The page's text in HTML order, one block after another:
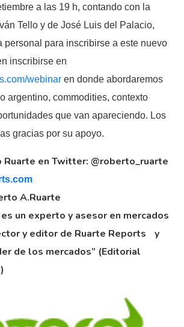
a las 19 h, contando con la
Tello y de José Luis del Palacio,
personal para inscribirse a este nuevo
inscribirse en
webinar en donde abordaremos
argentino, commodities, contexto
que van apareciendo. Los
gracias por su apoyo.
Ruarte en Twitter: @roberto_ruarte
A.Ruarte
un experto y asesor en mercados
y editor de Ruarte Reports y
de los mercados” (Editorial